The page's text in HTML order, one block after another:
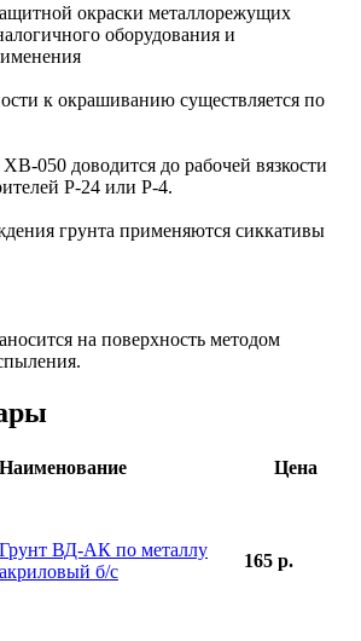
окраски металлорежущих
оборудования и
к окрашиванию существляется по
050 доводится до рабочей вязкости
Р-24 или Р-4.
грунта применяются сиккативы
на поверхность методом
Наименование Цена
Грунт ВД-АК по металлу
акриловый б/с
165 р.